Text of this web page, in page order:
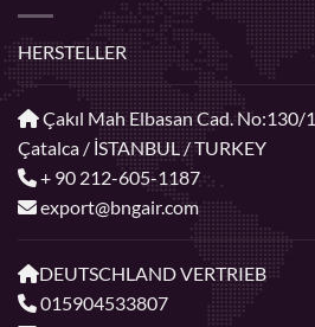
HERSTELLER
Çakıl Mah Elbasan Cad. No:130/1
Çatalca / İSTANBUL / TURKEY
+ 90 212-605-1187
export@bngair.com
DEUTSCHLAND VERTRIEB
015904533807